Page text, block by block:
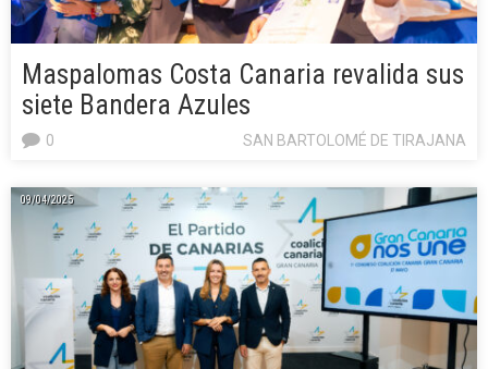
Maspalomas Costa Canaria revalida sus
siete Bandera Azules
SAN BARTOLOMÉ DE TIRAJANA
0
09/04/2025